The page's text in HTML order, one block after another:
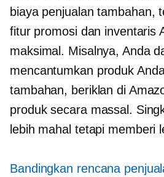
biaya penjualan tambahan,
fitur promosi dan inventaris
maksimal. Misalnya, Anda
mencantumkan produk
tambahan, beriklan di
produk secara massal.
lebih mahal tetapi memberi
Bandingkan rencana